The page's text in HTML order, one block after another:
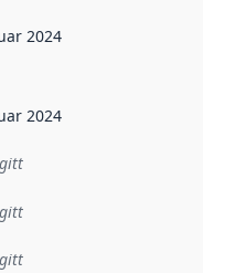
når dataene i dette
2024
2024